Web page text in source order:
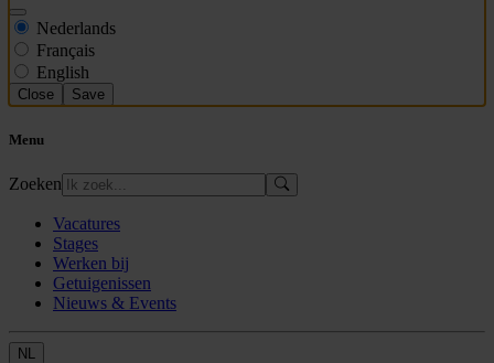
Nederlands
Français
English
Close Save
Menu
Zoeken
Vacatures
Stages
Werken bij
Getuigenissen
Nieuws & Events
NL